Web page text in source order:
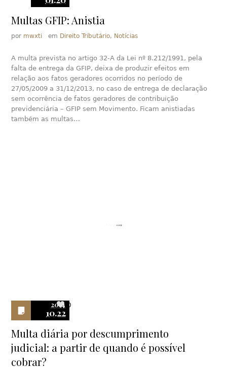
Multas GFIP: Anistia
por mwxti em Direito Tributário, Notícias
A multa prevista no artigo 32-A da Lei nº 8.212/1991, pela
falta de entrega da GFIP, deixa de produzir efeitos em
relação aos fatos geradores ocorridos no período de
27/05/2009 a 31/12/2013, no caso de entrega de declaração
sem ocorrência de fatos geradores de contribuição
previdenciária – GFIP sem Movimento. Ficam anistiadas
também as multas…
2014
10.22
0
Multa diária por descumprimento
judicial: a partir de quando é possível
cobrar?